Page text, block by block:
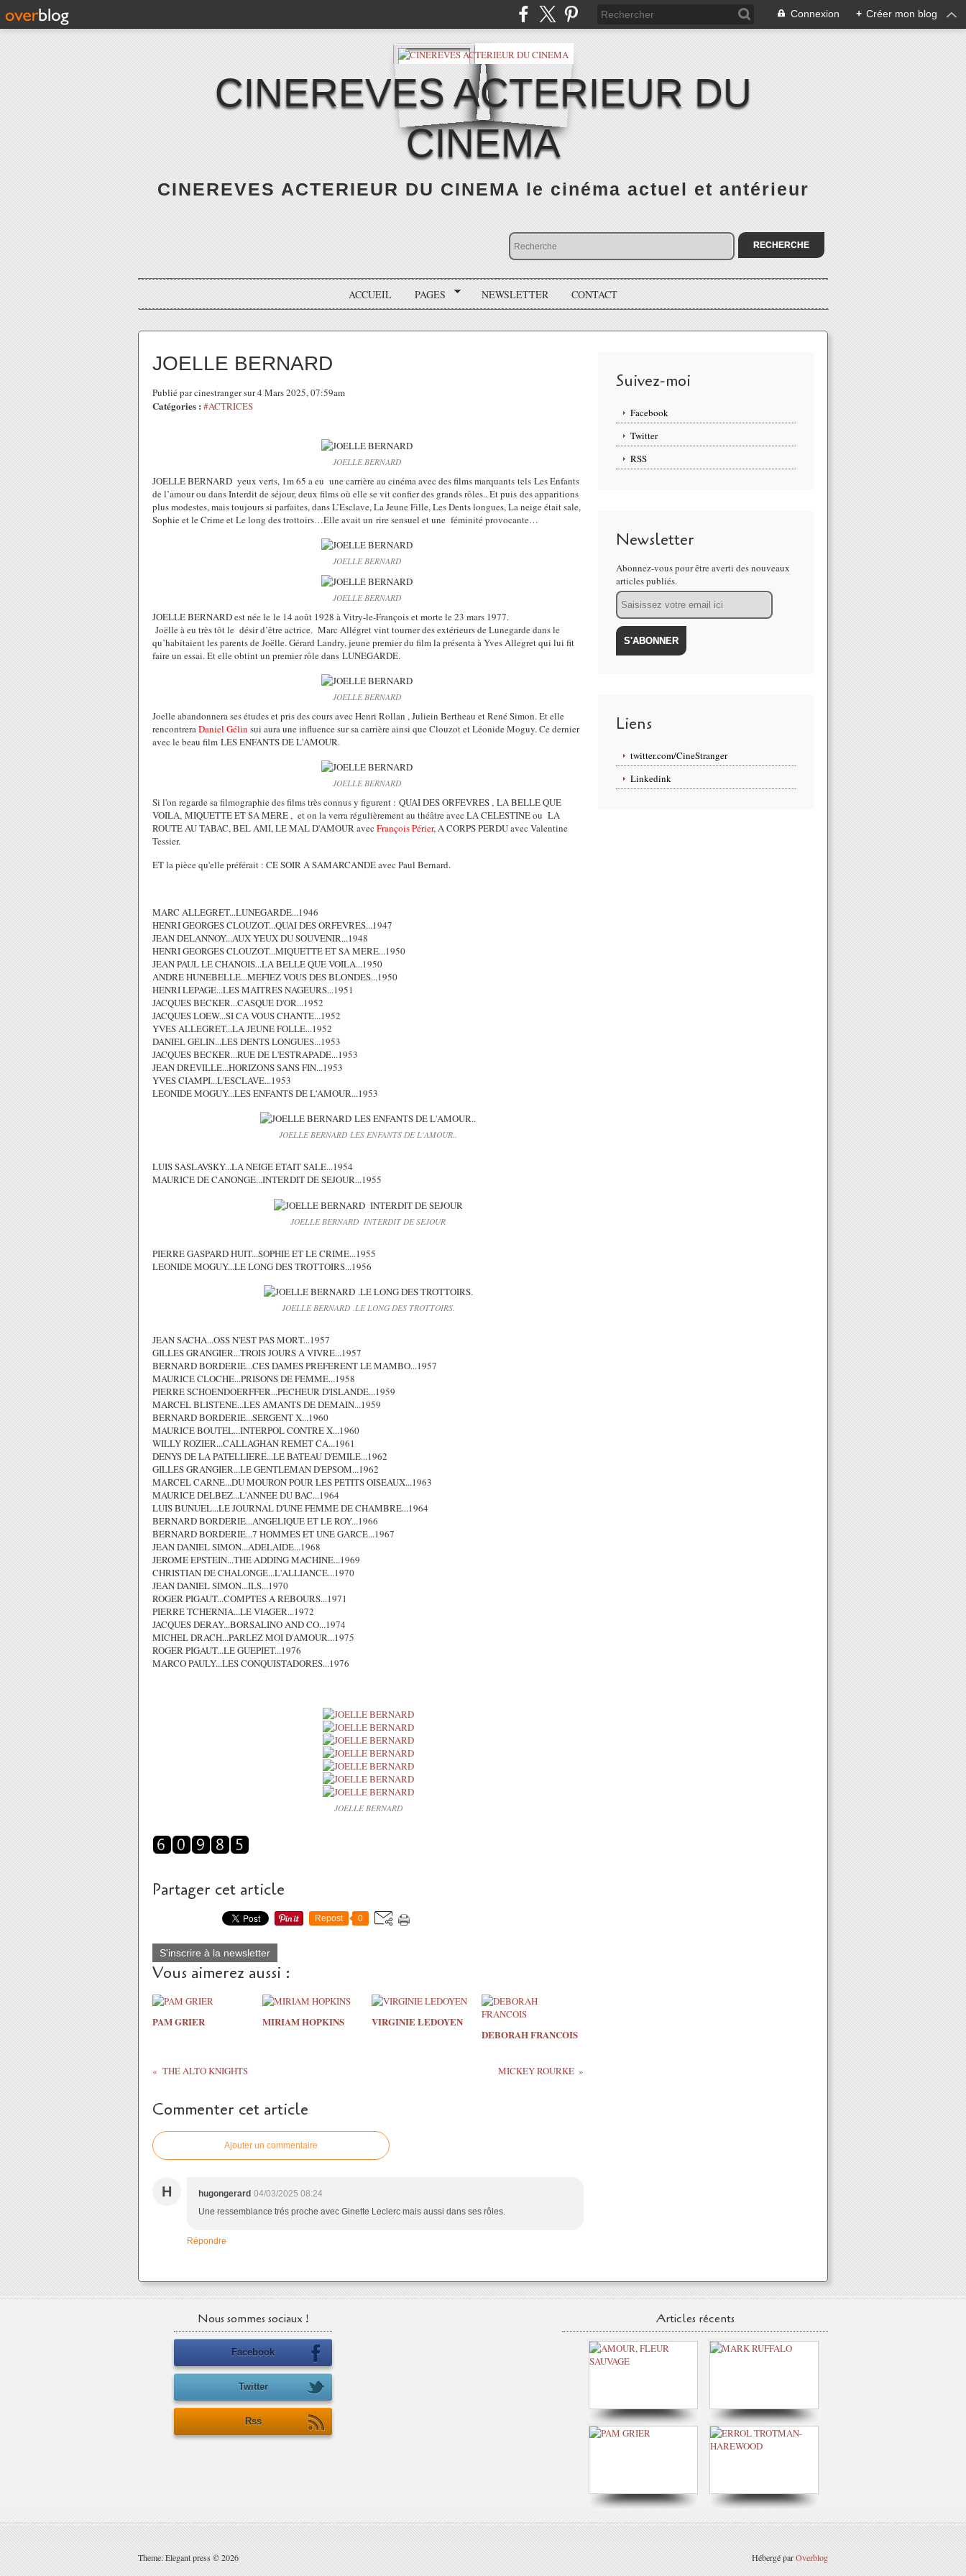
Connexion + Créer mon blog
CINEREVES ACTERIEUR DU
CINEMA
CINEREVES ACTERIEUR DU CINEMA le cinéma actuel et antérieur
ACCUEIL PAGES NEWSLETTER CONTACT
JOELLE BERNARD
Publié par cinestranger sur 4 Mars 2025, 07:59am
Catégories : #ACTRICES
JOELLE BERNARD
JOELLE BERNARD yeux verts, 1m 65 a eu une carrière au cinéma avec des films marquants tels Les Enfants
de l’amour ou dans Interdit de séjour, deux films où elle se vit confier des grands rôles.. Et puis des apparitions
plus modestes, mais toujours si parfaites, dans L’Esclave, La Jeune Fille, Les Dents longues, La neige était sale,
Sophie et le Crime et Le long des trottoirs…Elle avait un rire sensuel et une féminité provocante…
JOELLE BERNARD
JOELLE BERNARD
JOELLE BERNARD est née le le 14 août 1928 à Vitry-le-François et morte le 23 mars 1977.
Joëlle à eu très tôt le désir d’être actrice. Marc Allégret vint tourner des extérieurs de Lunegarde dans le
qu’habitaient les parents de Joëlle. Gérard Landry, jeune premier du film la présenta à Yves Allegret qui lui fit
faire un essai. Et elle obtint un premier rôle dans LUNEGARDE.
JOELLE BERNARD
Joelle abandonnera ses études et pris des cours avec Henri Rollan , Juliein Bertheau et René Simon. Et elle
rencontreraDaniel Gélin sui aura une influence sur sa carrière ainsi que Clouzot et Léonide Moguy. Ce dernier
avec le beau film LES ENFANTS DE L'AMOUR.
JOELLE BERNARD
Si l'on regarde sa filmographie des films très connus y figurent : QUAI DES ORFEVRES , LA BELLE QUE
VOILA, MIQUETTE ET SA MERE , et on la verra régulièrement au théâtre avec LA CELESTINE ou LA
ROUTE AU TABAC, BEL AMI, LE MAL D'AMOUR avec François Périer, A CORPS PERDU avec Valentine
Tessier.
ET la pièce qu'elle préférait : CE SOIR A SAMARCANDE avec Paul Bernard.
MARC ALLEGRET...LUNEGARDE...1946
HENRI GEORGES CLOUZOT...QUAI DES ORFEVRES...1947
JEAN DELANNOY...AUX YEUX DU SOUVENIR...1948
HENRI GEORGES CLOUZOT...MIQUETTE ET SA MERE...1950
JEAN PAUL LE CHANOIS...LA BELLE QUE VOILA...1950
ANDRE HUNEBELLE...MEFIEZ VOUS DES BLONDES...1950
HENRI LEPAGE...LES MAITRES NAGEURS...1951
JACQUES BECKER...CASQUE D'OR...1952
JACQUES LOEW...SI CA VOUS CHANTE...1952
YVES ALLEGRET...LA JEUNE FOLLE...1952
DANIEL GELIN...LES DENTS LONGUES...1953
JACQUES BECKER...RUE DE L'ESTRAPADE...1953
JEAN DREVILLE...HORIZONS SANS FIN...1953
YVES CIAMPI...L'ESCLAVE...1953
LEONIDE MOGUY...LES ENFANTS DE L'AMOUR...1953
JOELLE BERNARD LES ENFANTS DE L'AMOUR..
LUIS SASLAVSKY...LA NEIGE ETAIT SALE...1954
MAURICE DE CANONGE...INTERDIT DE SEJOUR...1955
JOELLE BERNARD INTERDIT DE SEJOUR
PIERRE GASPARD HUIT...SOPHIE ET LE CRIME...1955
LEONIDE MOGUY...LE LONG DES TROTTOIRS...1956
JOELLE BERNARD .LE LONG DES TROTTOIRS.
JEAN SACHA...OSS N'EST PAS MORT...1957
GILLES GRANGIER...TROIS JOURS A VIVRE...1957
BERNARD BORDERIE...CES DAMES PREFERENT LE MAMBO...1957
MAURICE CLOCHE...PRISONS DE FEMME...1958
PIERRE SCHOENDOERFFER...PECHEUR D'ISLANDE...1959
MARCEL BLISTENE...LES AMANTS DE DEMAIN...1959
BERNARD BORDERIE...SERGENT X...1960
MAURICE BOUTEL...INTERPOL CONTRE X...1960
WILLY ROZIER...CALLAGHAN REMET CA...1961
DENYS DE LA PATELLIERE...LE BATEAU D'EMILE...1962
GILLES GRANGIER...LE GENTLEMAN D'EPSOM...1962
MARCEL CARNE...DU MOURON POUR LES PETITS OISEAUX...1963
MAURICE DELBEZ...L'ANNEE DU BAC...1964
LUIS BUNUEL...LE JOURNAL D'UNE FEMME DE CHAMBRE...1964
BERNARD BORDERIE...ANGELIQUE ET LE ROY...1966
BERNARD BORDERIE...7 HOMMES ET UNE GARCE...1967
JEAN DANIEL SIMON...ADELAIDE...1968
JEROME EPSTEIN...THE ADDING MACHINE...1969
CHRISTIAN DE CHALONGE...L'ALLIANCE...1970
JEAN DANIEL SIMON...ILS...1970
ROGER PIGAUT...COMPTES A REBOURS...1971
PIERRE TCHERNIA...LE VIAGER...1972
JACQUES DERAY...BORSALINO AND CO...1974
MICHEL DRACH...PARLEZ MOI D'AMOUR...1975
ROGER PIGAUT...LE GUEPIET...1976
MARCO PAULY...LES CONQUISTADORES...1976
JOELLE BERNARD
Partager cet article
Repost 0
S'inscrire à la newsletter
Vous aimerez aussi :
PAM GRIER MIRIAM HOPKINS
VIRGINIE LEDOYEN
DEBORAH FRANCOIS
THE ALTO KNIGHTS MICKEY ROURKE
Commenter cet article
Ajouter un commentaire
H hugongerard 04/03/2025 08:24
Une ressemblance trés proche avec Ginette Leclerc mais aussi dans ses rôles.
Répondre
Suivez-moi
Facebook
Twitter
RSS
Newsletter
Abonnez-vous pour être averti des nouveaux
articles publiés.
Email
Liens
twitter.com/CineStranger
Linkedink
Nous sommes sociaux !
Facebook
Twitter
Rss
Articles récents
Theme: Elegant press © 2026 Hébergé parOverblog